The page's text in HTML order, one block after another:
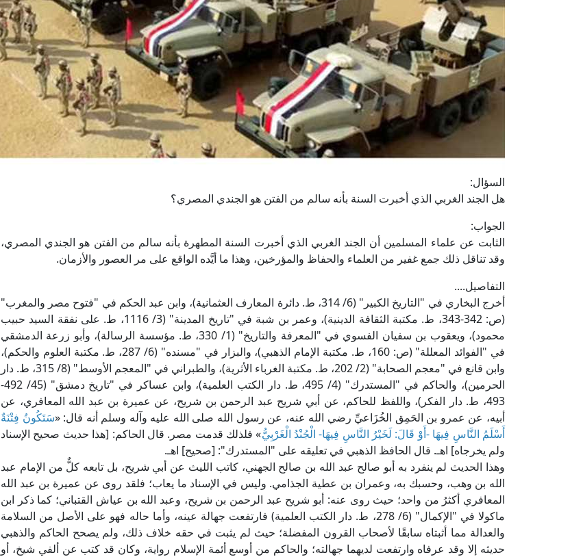
السؤال:
هل الجند الغربي الذي أخبرت السنة بأنه سالم من الفتن هو الجندي المصري؟
الجواب:
الثابت عن علماء المسلمين أن الجند الغربي الذي أخبرت السنة المطهرة بأنه سالم من الفتن هو الجندي المصري،
وقد تناقل ذلك جمع غفير من العلماء والحفاظ والمؤرخين، وهذا ما أيَّده الواقع على مر العصور والأزمان.
التفاصيل....
أخرج البخاري في "التاريخ الكبير" (6/ 314، ط. دائرة المعارف العثمانية)، وابن عبد الحكم في "فتوح مصر والمغرب"
(ص: 342-343، ط. مكتبة الثقافة الدينية)، وعمر بن شبة في "تاريخ المدينة" (3/ 1116، ط. على نفقة السيد حبيب
محمود)، ويعقوب بن سفيان الفسوي في "المعرفة والتاريخ" (1/ 330، ط. مؤسسة الرسالة)، وأبو زرعة الدمشقي
في "الفوائد المعللة" (ص: 160، ط. مكتبة الإمام الذهبي)، والبزار في "مسنده" (6/ 287، ط. مكتبة العلوم والحكم)،
وابن قانع في "معجم الصحابة" (2/ 202، ط. مكتبة الغرباء الأثرية)، والطبراني في "المعجم الأوسط" (8/ 315، ط. دار
الحرمين)، والحاكم في "المستدرك" (4/ 495، ط. دار الكتب العلمية)، وابن عساكر في "تاريخ دمشق" (45/ 492-
493، ط. دار الفكر)، واللفظ للحاكم، عن أبي شريح عبد الرحمن بن شريح، عن عميرة بن عبد الله المعافري، عن
أبيه، عن عمرو بن الحَمِق الخُزَاعيِّ رضي الله عنه، عن رسول الله صلى الله عليه وآله وسلم أنه قال: «سَتَكُونُ فِتْنَةٌ
أَسْلَمُ النَّاسِ فِيهَا -أَوْ قَالَ: لَخَيْرُ النَّاسِ فِيهَا- الْجُنْدُ الْغَرْبِيُّ» فلذلك قدمت مصر. قال الحاكم: [هذا حديث صحيح الإسناد
ولم يخرجاه] اهـ. قال الحافظ الذهبي في تعليقه على "المستدرك": [صحيح] اهـ.
وهذا الحديث لم ينفرد به أبو صالح عبد الله بن صالح الجهني، كاتب الليث عن أبي شريح، بل تابعه كلٌّ من الإمام عبد
الله بن وهب، وحسبك به، وعمران بن عطية الجذامي. وليس في الإسناد ما يعاب؛ فلقد روى عن عميرة بن عبد الله
المعافري أكثرُ من واحد؛ حيث روى عنه: أبو شريح عبد الرحمن بن شريح، وعبد الله بن عياش القتباني؛ كما ذكر ابن
ماكولا في "الإكمال" (6/ 278، ط. دار الكتب العلمية) فارتفعت جهالة عينه، وأما حاله فهو على الأصل من السلامة
والعدالة مما أثبتاه سابقًا لأصحاب القرون المفضلة؛ حيث لم يثبت في حقه خلاف ذلك، ولم يصحح الحاكم والذهبي
حديثه إلا وقد عرفاه وارتفعت لديهما جهالته؛ والحاكم من أوسع أئمة الإسلام رواية، وكان قد كتب عن ألفي شيخ، أو